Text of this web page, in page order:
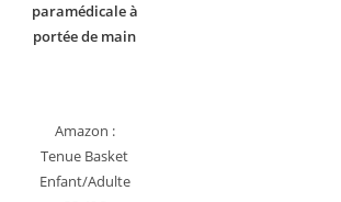
paramédicale à
portée de main
Amazon :
Tenue Basket
Enfant/Adulte